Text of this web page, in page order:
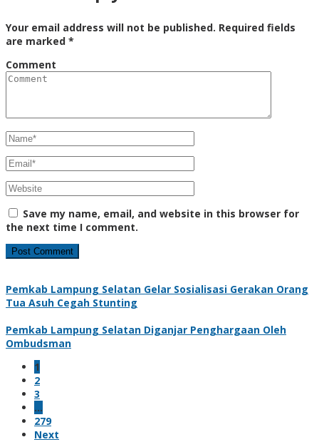
Your email address will not be published. Required fields
are marked *
Comment
Save my name, email, and website in this browser for
the next time I comment.
Pemkab Lampung Selatan Gelar Sosialisasi Gerakan Orang
Tua Asuh Cegah Stunting
Pemkab Lampung Selatan Diganjar Penghargaan Oleh
Ombudsman
1
2
3
…
279
Next